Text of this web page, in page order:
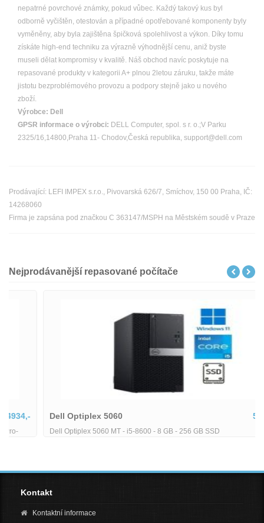
nepatrné povrchové známky, pokud vůbec. Každý takový kus byl
odborně vyčištěn, otestován a případné opotřebované komponenty byly
vyměněny, aby byla zajištěna špičková spolehlivost a výkon. Díky tomu
získáte high-end techniku za výrazně výhodnější cenu, aniž byste
museli dělat kompromisy v kvalitě. Náš obchod navíc poskytuje na
repasované produkty v kategorii A+ plnou 2letou záruku, takže máte
jistotu bezproblémového provozu a podpory stejně jako u nového
zboží.
Výrobce: Dell
GPSR informace o výrobci: DELL Computer, spol. s r. o.;V Parku
2325/16,14800,Praha 11- Chodov,Česká republika, support@dell.com
Prodávající: LEFI IMPEX s.r.o., Pivovarská 626/7, Smíchov, 150 00 Praha, IČ:
14268060
Firma je zapsána pod značkou C 363147/MSPH na Městském soudě v Praze
Nejprodávanější repasované počítače
Dell Optiplex 5060
Dell Optiplex 5060 MT - i5-8600 - 8 GB - 256 GB SSD
Kontakt
Kontaktní informace